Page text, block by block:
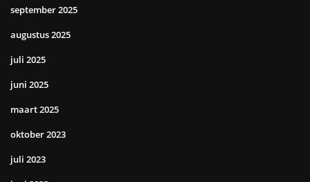
september 2025
augustus 2025
juli 2025
juni 2025
maart 2025
oktober 2023
juli 2023